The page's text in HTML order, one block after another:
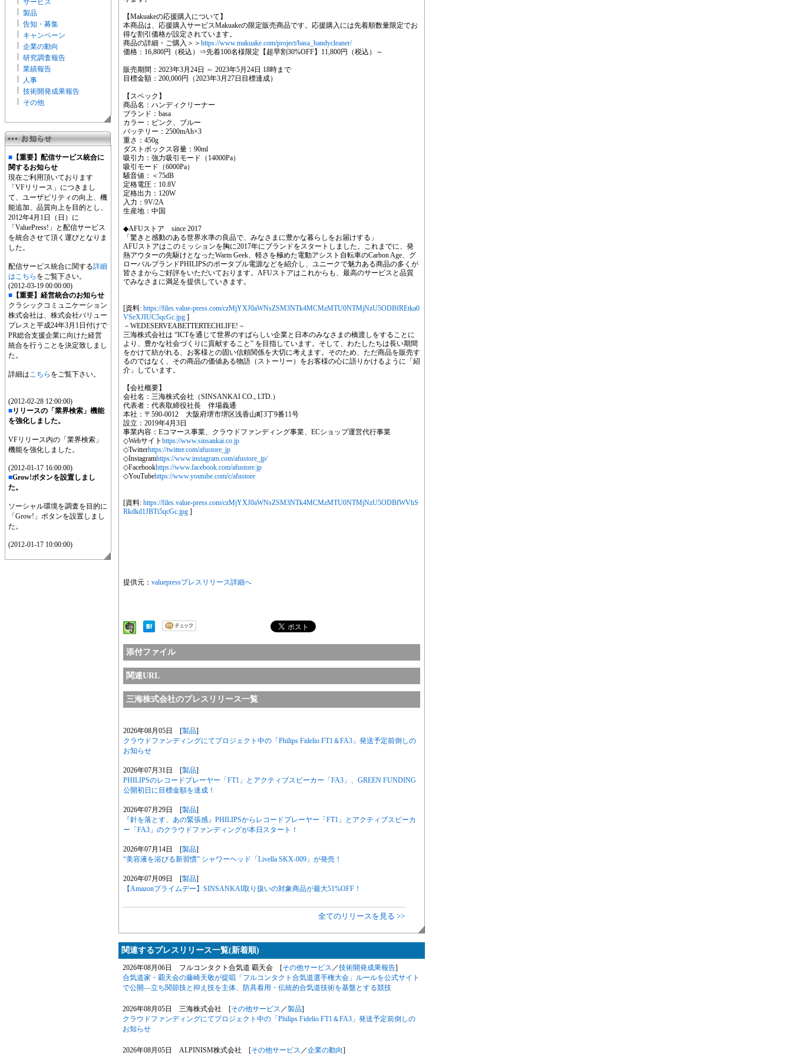
サービス
製品
告知・募集
キャンペーン
企業の動向
研究調査報告
業績報告
人事
技術開発成果報告
その他
■ 【重要】配信サービス統合に
関するお知らせ
現在ご利用頂いております
「VFリリース」につきまし
て、ユーザビリティの向上、機
能追加、品質向上を目的とし、
2012年4月1日（日）に
「ValuePress!」と配信サービス
を統合させて頂く運びとなりま
した。
配信サービス統合に関する詳細
はこちら をご覧下さい。
(2012-03-19 00:00:00)
■ 【重要】経営統合のお知らせ
クラシックコミュニケーション
株式会社は、株式会社バリュー
プレスと平成24年3月1日付けで
PR総合支援企業に向けた経営
統合を行うことを決定致しまし
た。
詳細はこちら をご覧下さい。
(2012-02-28 12:00:00)
■リリースの「業界検索」機能
を強化しました。
VFリリース内の「業界検索」
機能を強化しました。
(2012-01-17 16:00:00)
■Grow!ボタンを設置しまし
た。
ソーシャル環境を調査を目的に
「Grow!」ボタンを設置しまし
た。
(2012-01-17 10:00:00)
【Makuakeの応援購入について】
本商品は、応援購入サービスMakuakeの限定販売商品です。応援購入には先着順数量限定でお
得な割引価格が設定されています。
商品の詳細・ご購入＞＞ https://www.makuake.com/project/basa_handycleaner/
価格：16,800円（税込）⇒先着100名様限定【超早割30%OFF】11,800円（税込）～
販売期間：2023年3月24日 ～ 2023年5月24日 18時まで
目標金額：200,000円（2023年3月27日目標達成）
【スペック】
商品名：ハンディクリーナー
ブランド：basa
カラー：ピンク、ブルー
バッテリー：2500mAh×3
重さ：450g
ダストボックス容量：90ml
吸引力：強力吸引モード（14000Pa）
吸引モード（6000Pa）
騒音値：＜75dB
定格電圧：10.8V
定格出力：120W
入力：9V/2A
生産地：中国
◆AFUストア since 2017
「驚きと感動のある世界水準の良品で、みなさまに豊かな暮らしをお届けする」
AFUストアはこのミッションを胸に2017年にブランドをスタートしました。これまでに、発
熱アウターの先駆けとなったWarm Geek、軽さを極めた電動アシスト自転車のCarbon Age、グ
ローバルブランドPHILIPSのポータブル電源などを紹介し、ユニークで魅力ある商品の多くが
皆さまからご好評をいただいております。AFUストアはこれからも、最高のサービスと品質
でみなさまに満足を提供していきます。
[資料: https://files.value-press.com/czMjYXJ0aWNsZSM3NTk4MCMzMTU0NTMjNzU5ODBfREtka0
VSeXJIUC5qcGc.jpg ]
－WEDESERVEABETTERTECHLIFE!－
三海株式会社は “ICTを通じて世界のすばらしい企業と日本のみなさまの橋渡しをすることに
より、豊かな社会づくりに貢献すること” を目指しています。そして、わたしたちは長い期間
をかけて紡がれる、お客様との固い信頼関係を大切に考えます。そのため、ただ商品を販売す
るのではなく、その商品の価値ある物語（ストーリー）をお客様の心に語りかけるように「紹
介」しています。
【会社概要】
会社名：三海株式会社（SINSANKAI CO., LTD.）
代表者：代表取締役社長 伴場義通
本社：〒590-0012 大阪府堺市堺区浅香山町3丁9番11号
設立：2019年4月3日
事業内容：Eコマース事業、クラウドファンディング事業、ECショップ運営代行事業
◇Webサイト https://www.sinsankai.co.jp
◇Twitterhttps://twitter.com/afustore_jp
◇Instagramhttps://www.instagram.com/afustore_jp/
◇Facebookhttps://www.facebook.com/afustore.jp
◇YouTubehttps://www.youtube.com/c/afustore
[資料: https://files.value-press.com/czMjYXJ0aWNsZSM3NTk4MCMzMTU0NTMjNzU5ODBfWVhS
Rkdkd1JBTi5qcGc.jpg ]
提供元： valuepressプレスリリース詳細へ
添付ファイル
関連URL
三海株式会社のプレスリリース一覧
2026年08月05日 [製品]
クラウドファンディングにてプロジェクト中の「Philips Fidelio FT1＆FA3」発送予定前倒しの
お知らせ
2026年07月31日 [製品]
PHILIPSのレコードプレーヤー「FT1」とアクティブスピーカー「FA3」、GREEN FUNDING
公開初日に目標金額を達成！
2026年07月29日 [製品]
『針を落とす、あの緊張感』PHILIPSからレコードプレーヤー「FT1」とアクティブスピーカ
ー「FA3」のクラウドファンディングが本日スタート！
2026年07月14日 [製品]
“美容液を浴びる新習慣” シャワーヘッド「Livella SKX-009」が発売！
2026年07月09日 [製品]
【Amazonプライムデー】SINSANKAI取り扱いの対象商品が最大51%OFF！
全てのリリースを見る >>
関連するプレスリリース一覧(新着順)
2026年08月06日 フルコンタクト合気道 覇天会 [その他サービス ／技術開発成果報告]
合気道家・覇天会の藤崎天敬が提唱「フルコンタクト合気道選手権大会」ルールを公式サイト
で公開―立ち関節技と抑え技を主体、防具着用・伝統的合気道技術を基盤とする競技
2026年08月05日 三海株式会社 [その他サービス ／製品]
クラウドファンディングにてプロジェクト中の「Philips Fidelio FT1＆FA3」発送予定前倒しの
お知らせ
2026年08月05日 ALPINISM株式会社 [その他サービス ／企業の動向]